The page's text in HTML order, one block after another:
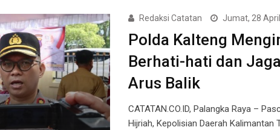
Redaksi Catatan Jumat, 28
Polda Kalteng
Berhati-hati dan
Arus Balik
CATATAN.CO.ID, Palangka Raya –
Hijriah, Kepolisian Daerah